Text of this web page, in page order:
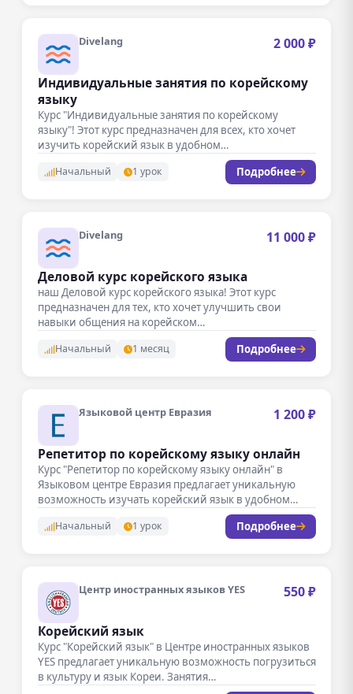
Divelang 2 000 ₽
Индивидуальные занятия по корейскому
языку
Курс "Индивидуальные занятия по корейскому
языку"! Этот курс предназначен для всех, кто хочет
изучить корейский язык в удобном…
Начальный 1 урок Подробнее
Divelang 11 000 ₽
Деловой курс корейского языка
наш Деловой курс корейского языка! Этот курс
предназначен для тех, кто хочет улучшить свои
навыки общения на корейском…
Начальный 1 месяц Подробнее
Языковой центр Евразия 1 200 ₽
Репетитор по корейскому языку онлайн
Курс "Репетитор по корейскому языку онлайн" в
Языковом центре Евразия предлагает уникальную
возможность изучать корейский язык в удобном…
Начальный 1 урок Подробнее
Центр иностранных языков YES 550 ₽
Корейский язык
Курс "Корейский язык" в Центре иностранных языков
YES предлагает уникальную возможность погрузиться
в культуру и язык Кореи. Занятия…